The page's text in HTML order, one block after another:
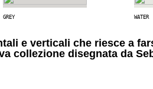
GREY WATER
e verticali che riesce a
collezione disegnata da